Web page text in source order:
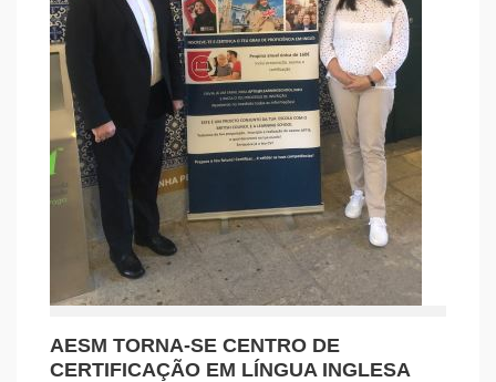
AESM TORNA-SE CENTRO DE
CERTIFICAÇÃO EM LÍNGUA INGLESA